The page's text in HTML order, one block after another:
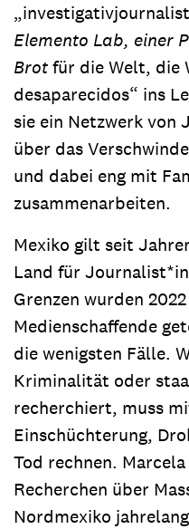
Elemento Lab, einer
Brotfür die Welt, die
desaparecidos“ ins
sie ein Netzwerk von
über das
und dabei eng mit
zusammenarbeiten.
Mexiko gilt seit
Land für
Grenzen wurden
Medienschaffende
die wenigsten Fälle.
Kriminalität oder
recherchiert, muss
Einschüchterung,
Tod rechnen.
Recherchen über
Nordmexiko